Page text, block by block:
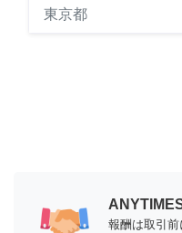
東京都
報酬は取引